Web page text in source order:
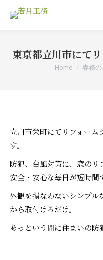
東京都立川市にて
You are
Home 専務の
立川市栄町にてリフォーム
す。
防犯、台風対策に、窓のリ
安全・安心な毎日が短時間
外観を損なわないシンプル
から取付けるだけ。
あっという間に住まいの防